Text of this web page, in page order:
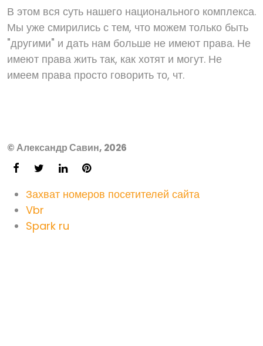
В этом вся суть нашего национального комплекса.
Мы уже смирились с тем, что можем только быть
"другими" и дать нам больше не имеют права. Не
имеют права жить так, как хотят и могут. Не
имеем права просто говорить то, чт.
© Александр Савин, 2026
Захват номеров посетителей сайта
Vbr
Spark ru